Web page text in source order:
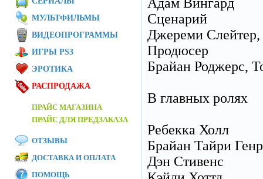
Сценарий
Джереми
Продюсер
Брайан Роджерс,
В главных ролях
Ребекка Холл
Брайан Тайри
Дэн Стивенс
МУЛЬТФИЛЬМЫ
ВИДЕОПРОГРАММЫ
ИГРЫ PS3
ЭРОТИКА
РАСПРОДАЖА
ПРАЙС МАГАЗИНА
ПРАЙС ДЛЯ ПРЕДЗАКАЗА
ОТЗЫВЫ
ДОСТАВКА И ОПЛАТА
ПОМОЩЬ